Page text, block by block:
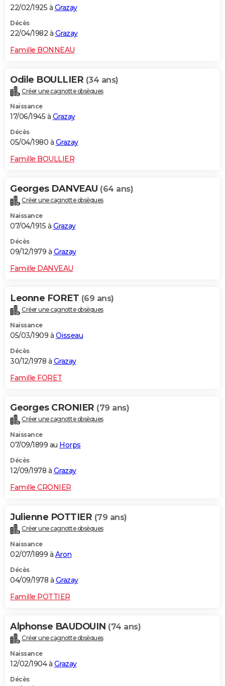
22/02/1925 à Grazay
Décès
22/04/1982 à Grazay
Famille BONNEAU
Odile BOULLIER (34 ans)
Créer une cagnotte obsèques
Naissance
17/06/1945 à Grazay
Décès
05/04/1980 à Grazay
Famille BOULLIER
Georges DANVEAU (64 ans)
Créer une cagnotte obsèques
Naissance
07/04/1915 à Grazay
Décès
09/12/1979 à Grazay
Famille DANVEAU
Leonne FORET (69 ans)
Créer une cagnotte obsèques
Naissance
05/03/1909 à Oisseau
Décès
30/12/1978 à Grazay
Famille FORET
Georges CRONIER (79 ans)
Créer une cagnotte obsèques
Naissance
07/09/1899 au Horps
Décès
12/09/1978 à Grazay
Famille CRONIER
Julienne POTTIER (79 ans)
Créer une cagnotte obsèques
Naissance
02/07/1899 à Aron
Décès
04/09/1978 à Grazay
Famille POTTIER
Alphonse BAUDOUIN (74 ans)
Créer une cagnotte obsèques
Naissance
12/02/1904 à Grazay
Décès